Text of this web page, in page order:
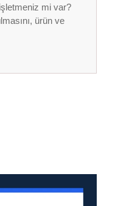
mi var?
ürün ve